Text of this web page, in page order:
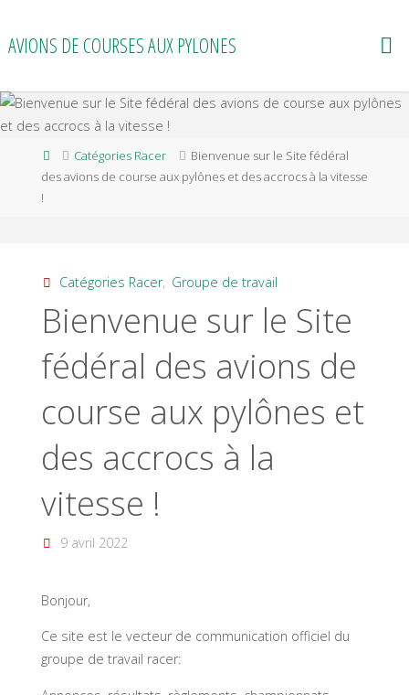
content
AVIONS DE COURSES AUX PYLONES
HomeCatégories Racer
Bienvenue sur le Site fédéral
des avions de course aux pylônes et des accrocs à la vitesse
!
Catégories Racer, Groupe de travail
Bienvenue sur le Site
fédéral des avions de
course aux pylônes et
des accrocs à la
vitesse !
9 avril 2022
Bonjour,
Ce site est le vecteur de communication officiel du
groupe de travail racer: